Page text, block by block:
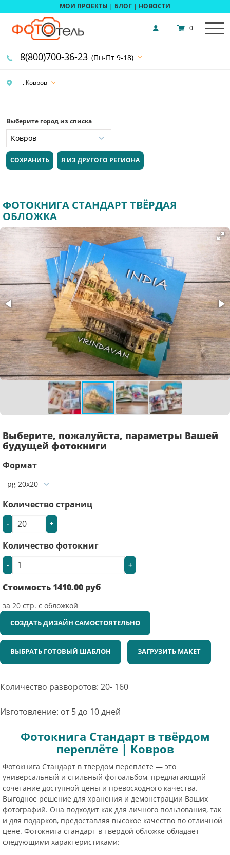
МОИ ПРОЕКТЫ | БЛОГ | НОВОСТИ
г. Ковров
8(800)700-36-23 (Пн-Пт 9-18)
0
Выберите город из списка
СОХРАНИТЬ Я ИЗ ДРУГОГО РЕГИОНА
ФОТОКНИГА СТАНДАРТ ТВЁРДАЯ
ОБЛОЖКА
Выберите, пожалуйста, параметры Вашей
будущей фотокниги
Формат
Количество страниц
- +
Количество фотокниг
- +
Стоимость1410.00 руб
за 20 стр. с обложкой
СОЗДАТЬ ДИЗАЙН САМОСТОЯТЕЛЬНО
ВЫБРАТЬ ГОТОВЫЙ ШАБЛОН ЗАГРУЗИТЬ МАКЕТ
Количество разворотов: 20- 160
Изготовление: от 5 до 10 дней
Фотокнига Стандарт в твёрдом
переплёте | Ковров
Фотокнига Стандарт в твердом переплете — это
универсальный и стильный фотоальбом, предлагающий
сочетание доступной цены и превосходного качества.
Выгодное решение для хранения и демонстрации Ваших
фотографий. Она подходит как для личного пользования, так
и для подарков, предоставляя высокое качество по отличной
цене. Фотокнига стандарт в твёрдой обложке обладает
следующими характеристиками: